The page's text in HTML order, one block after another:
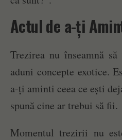
Actul de a-ți
Trezirea nu înseamnă
aduni concepte exotice.
a-ți aminti ceea ce ești
spună cine ar trebui să fii.
Momentul trezirii nu